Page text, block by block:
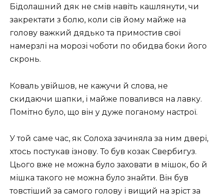
Бідолашний дяк не смів навіть кашлянути, чи
закректати з болю, коли сів йому майже на
голову важкий дядько та примостив свої
намерзлі на морозі чоботи по обидва боки його
скронь.
Коваль увійшов, не кажучи й слова, не
скидаючи шапки, і майже повалився на лавку.
Помітно було, що він у дуже поганому настрої.
У той саме час, як Солоха зачиняла за ним двері,
хтось постукав ізнову. То був козак Свербигуз.
Цього вже не можна було заховати в мішок, бо й
мішка такого не можна було знайти. Він був
товстіший за самого голову і вищий на зріст за